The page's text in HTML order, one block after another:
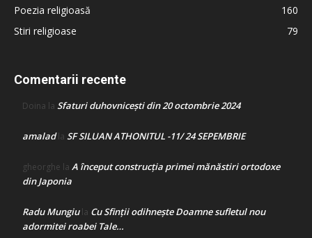
Poezia religioasă
160
Stiri religioase
79
Comentarii recente
Doina la Sfaturi duhovnicești din 20 octombrie 2024
amaladla SF SILUAN ATHONITUL -11/ 24 SEPEMBRIE
gheorghe la A început construcţia primei mănăstiri ortodoxe
din Japonia
Radu Mungiula Cu Sfinții odihnește Doamne sufletul nou
adormitei roabei Tale…